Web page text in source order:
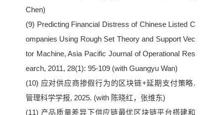
Chen)
(9) Predicting Financial Distress of Chinese Listed C
ompanies Using Rough Set Theory and Support Vec
tor Machine, Asia Pacific Journal of Operational Res
earch, 2011, 28(1): 95-109 (with Guangyu Wan)
(10) 应对供应商掺假行为的区块链+延期支付策略.
管理科学学报, 2025. (with 陈晓红，张维东)
(11) 产品质量差异下供应链最优区块链平台搭建和